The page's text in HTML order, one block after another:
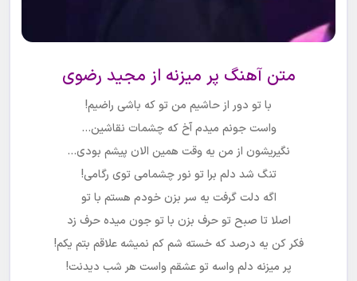
متن آهنگ پر میزنه از مجید رضوی
با تو دور از حاشیم من تو که باشی راضیم!
واست جونم میدم آخ که چشمات نقاشین…
نگیریشون از من یه وقت همین الان پیشم بودی…
تنگ شد دلم برا تو نور چشمامی توی رگامی!
اگه دلت گرفت یه سر بزن خودم هستم با تو
اصلا تا صبح تو حرف بزن با تو جون میده حرف زد
فکر کن یه درصد که خسته شم کم نمیشه علاقم بتم یکم!
پر میزنه دلم واسه تو عشقم واست هر شب دیدنت!